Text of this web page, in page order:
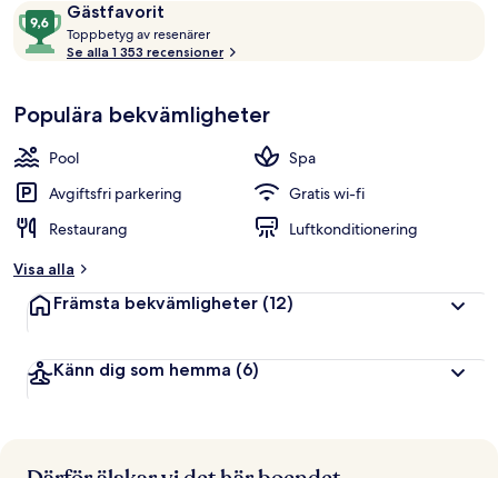
1 553 kr
RecensionerGästfavorit
9,6
av
10,
Toppbetyg av resenärer
o
b
r
e
n
Se alla 1 353 recensioner
Populära bekvämligheter
Pool
Spa
Avgiftsfri parkering
Gratis wi-fi
Restaurang
Luftkonditionering
Visa alla
Främsta bekvämligheter (12)
Känn dig som hemma (6)